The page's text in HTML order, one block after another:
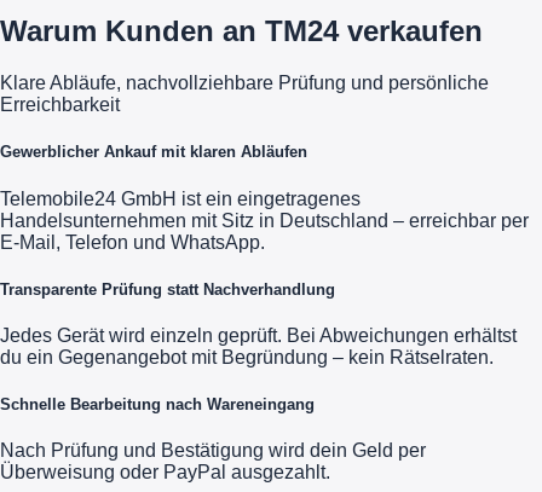
Warum Kunden an TM24 verkaufen
Klare Abläufe, nachvollziehbare Prüfung und persönliche
Erreichbarkeit
Gewerblicher Ankauf mit klaren Abläufen
Telemobile24 GmbH ist ein eingetragenes
Handelsunternehmen mit Sitz in Deutschland – erreichbar per
E-Mail, Telefon und WhatsApp.
Transparente Prüfung statt Nachverhandlung
Jedes Gerät wird einzeln geprüft. Bei Abweichungen erhältst
du ein Gegenangebot mit Begründung – kein Rätselraten.
Schnelle Bearbeitung nach Wareneingang
Nach Prüfung und Bestätigung wird dein Geld per
Überweisung oder PayPal ausgezahlt.